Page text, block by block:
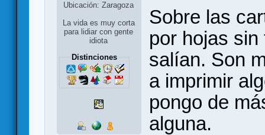
Ubicación: Zaragoza
La vida es muy corta
para lidiar con gente
idiota
Distinciones
Sobre las
por hojas
salían. Son
a imprimir
pongo de
alguna.